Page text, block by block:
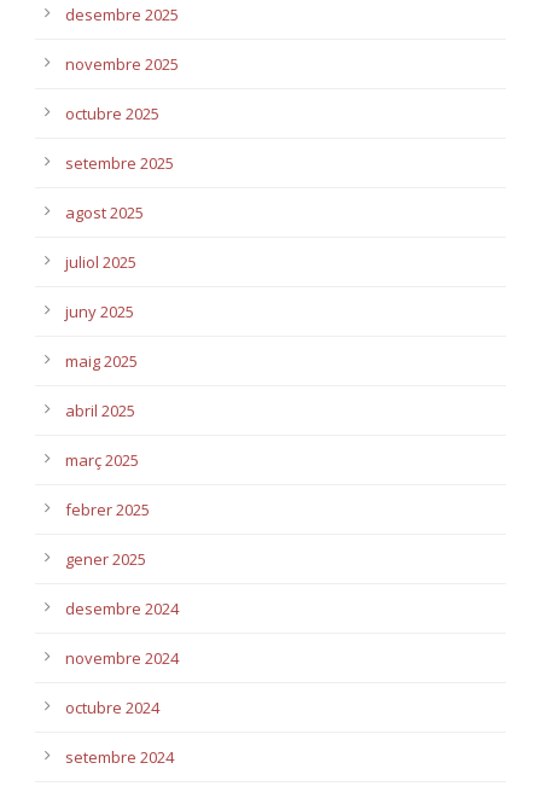
desembre 2025
novembre 2025
octubre 2025
setembre 2025
agost 2025
juliol 2025
juny 2025
maig 2025
abril 2025
març 2025
febrer 2025
gener 2025
desembre 2024
novembre 2024
octubre 2024
setembre 2024